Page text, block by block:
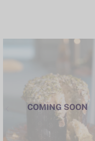
COMING SOON